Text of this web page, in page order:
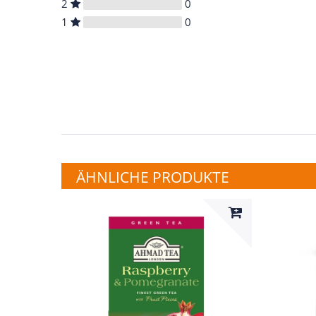
2
0
1
0
ÄHNLICHE PRODUKTE